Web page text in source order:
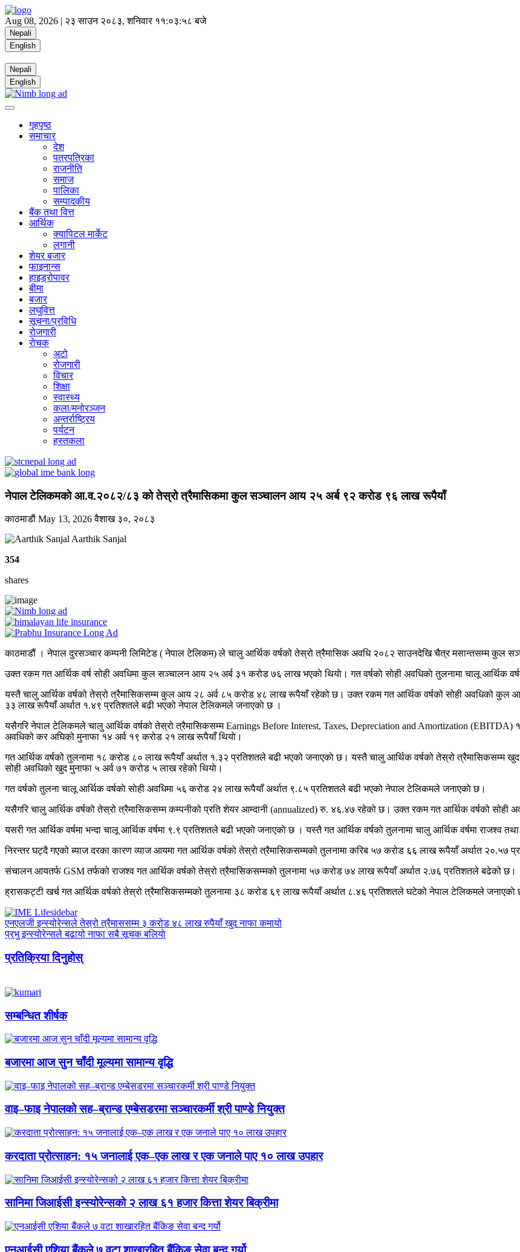
Aug 08, 2026 | २३ साउन २०८३, शनिवार ११:०३:५९ बजे
Nepali
English
Nepali
English
गृहपृष्ठ
समाचार
देश
पत्रपत्रिका
राजनीति
समाज
पालिका
सम्पादकीय
बैंक तथा वित्त
आर्थिक
क्यापिटल मार्केट
लगानी
शेयर बजार
फाइनान्स
हाइड्रोपावर
बीमा
बजार
लघुवित्त
सूचना/प्रविधि
रोजगारी
राेचक
अटो
रोजगारी
विचार
शिक्षा
स्वास्थ्य
कला/मनोरञ्जन
अन्तर्राष्ट्रिय
पर्यटन
हस्तकला
नेपाल टेलिकमको आ.व.२०८२/८३ को तेस्रो त्रैमासिकमा कुल सञ्चालन आय २५ अर्ब ९२ कराेड ९६ लाख रूपैयाँ
काठमाडाैं May 13, 2026वैशाख ३०, २०८३
Aarthik Sanjal
354
shares
काठमाडौं । नेपाल दुरसञ्चार कम्पनी लिमिटेड ( नेपाल टेलिकम) ले चालु आर्थिक वर्षको तेस्रो त्रैमासिक अवधि २०८२ साउनदेखि चैत्र मसान्तसम्म कुल
उक्त रकम गत आर्थिक वर्ष सोही अवधिमा कुल सञ्चालन आय २५ अर्ब ३१ करोड ७६ लाख भएकाे थियाे। गत वर्षकाे साेही अवधिकाे तुलनामा चालू आर्थिक
यस्तै चालु आर्थिक वर्षको तेस्रो त्रैमासिकसम्म कुल आय २८ अर्व ८५ करोड ४८ लाख रूपैयाँ रहेको छ। उक्त रकम गत आर्थिक वर्षको सोही अवधिको कुल
३३ लाख रूपैयाँ अर्थात १.४९ प्रतिशतले बढी भएको नेपाल टेलिकमले जनाएकाे छ ।
यसैगरि नेपाल टेलिकमले चालु आर्थिक वर्षको तेस्रो त्रैमासिकसम्म Earnings Before Interest, Taxes, Depreciation and Amortization
अवधिको कर अघिको मुनाफा १४ अर्व १९ करोड २१ लाख रूपैयाँ थियाे।
गत आर्थिक वर्षको तुलनामा १८ करोड ८० लाख रूपैयाँ अर्थात १.३२ प्रतिशतले बढी भएको जनाएकाे छ। यस्तै चालु आर्थिक वर्षको तेस्रो त्रैमासिकसम्म
सोही अवधिको खुद मुनाफा ५ अर्व ७१ करोड ५ लाख रहेको थियाे।
गत वर्षकाे तुलना चालू आर्थिक वर्षकाे साेही अवधिमा ५६ करोड २४ लाख रूपैयाँ अर्थात ९.८५ प्रतिशतले बढी भएको नेपाल टेलिकमले जनाएकाे छ।
यसैगरि चालु आर्थिक वर्षको तेस्रो त्रैमासिकसम्म कम्पनीको प्रति शेयर आम्दानी (annualized) रु. ४६.४७ रहेको छ। उक्त रकम गत आर्थिक वर्षको सोही
यसरी गत आर्थिक वर्षमा भन्दा चालू आर्थिक वर्षमा ९.९ प्रतिशतले बढी भएको जनाएकाे छ । यस्तै गत आर्थिक वर्षको तुलनामा चालु आर्थिक वर्षमा राजश्व
निरन्तर घट्दै गएको ब्याज दरका कारण व्याज आयमा गत आर्थिक वर्षको तेस्रो त्रैमासिकसम्मको तुलनामा करिब ५७ करोड ६६ लाख रूपैयाँ अर्थात २०.५७
संचालन आयतर्फ GSM तर्फको राजश्व गत आर्थिक वर्षको तेस्रो त्रैमासिकसम्मको तुलनामा ५७ करोड ७४ लाख रूपैयाँ अर्थात २.७६ प्रतिशतले बढेको छ।
ह्रासकट्टी खर्च गत आर्थिक वर्षको तेस्रो त्रैमासिकसम्मको तुलनामा ३८ करोड ६९ लाख रूपैयाँ अर्थात ८.४६ प्रतिशतले घटेको नेपाल टेलिकमले जनाएकाे
एनएलजी इन्स्योरेन्सले तेस्रो त्रैमाससम्म ३ करोड ४८ लाख रुपैयाँ खुद नाफा कमायो
प्रभु इन्स्योरेन्सले बढायो नाफा सबै सूचक बलियाे
प्रतिक्रिया दिनुहोस्
सम्बन्धित शीर्षक
बजारमा आज सुन चाँदी मूल्यमा सामान्य वृद्धि
वाइ–फाइ नेपालको सह–ब्रान्ड एम्बेसडरमा सञ्चारकर्मी श्री पाण्डे नियुक्त
करदाता प्रोत्साहन: १५ जनालाई एक–एक लाख र एक जनाले पाए १० लाख उपहार
सानिमा जिआईसी इन्स्योरेन्सको २ लाख ६१ हजार कित्ता शेयर बिक्रीमा